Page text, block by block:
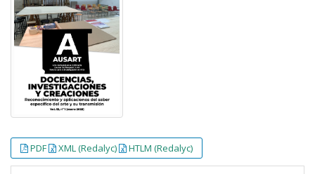
PDF XML (Redalyc) HTLM (Redalyc)